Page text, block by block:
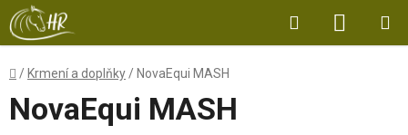
Přejít
na
obsah
Hledat
KOŠÍK
Domů
/ Krmení a doplňky / NovaEqui MASH
NovaEqui MASH